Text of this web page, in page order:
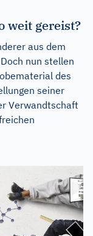
weit gereist?
aus dem
nun stellen
des
seiner
Verwandtschaft